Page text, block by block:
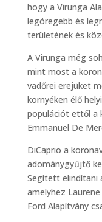
hogy a Virunga
legöregebb és
területének és
A Virunga még
mint most a
vadőrei erejüket
környéken élő
populációt ettől a
Emmanuel De
DiCaprio a
adománygyűjtő
Segített elindítani
amelyhez
Ford Alapítvány